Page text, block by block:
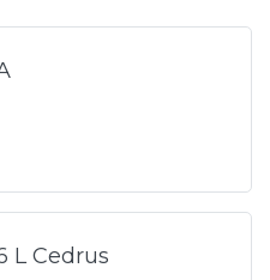
L Cedrus